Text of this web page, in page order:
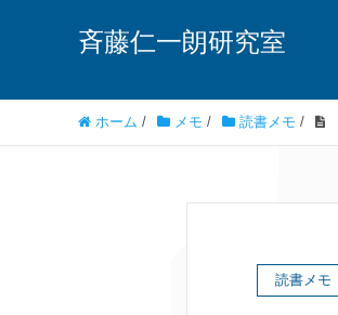
斉藤仁一朗研究室
ホーム / メモ / 読書メモ /
読書メモ